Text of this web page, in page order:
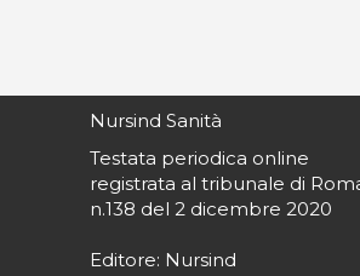
Nursind Sanità
Testata periodica online
registrata al tribunale di
n.138 del 2 dicembre 2020
Editore: Nursind